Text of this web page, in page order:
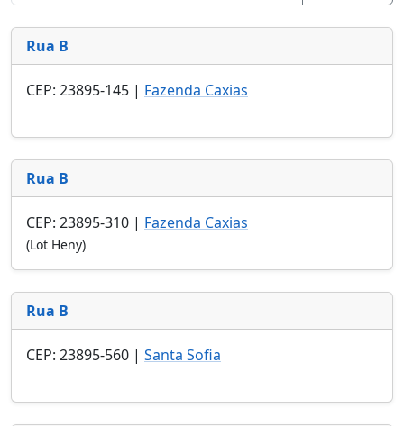
Rua B
CEP: 23895-145 | Fazenda Caxias
Rua B
CEP: 23895-310 | Fazenda Caxias
(Lot Heny)
Rua B
CEP: 23895-560 | Santa Sofia